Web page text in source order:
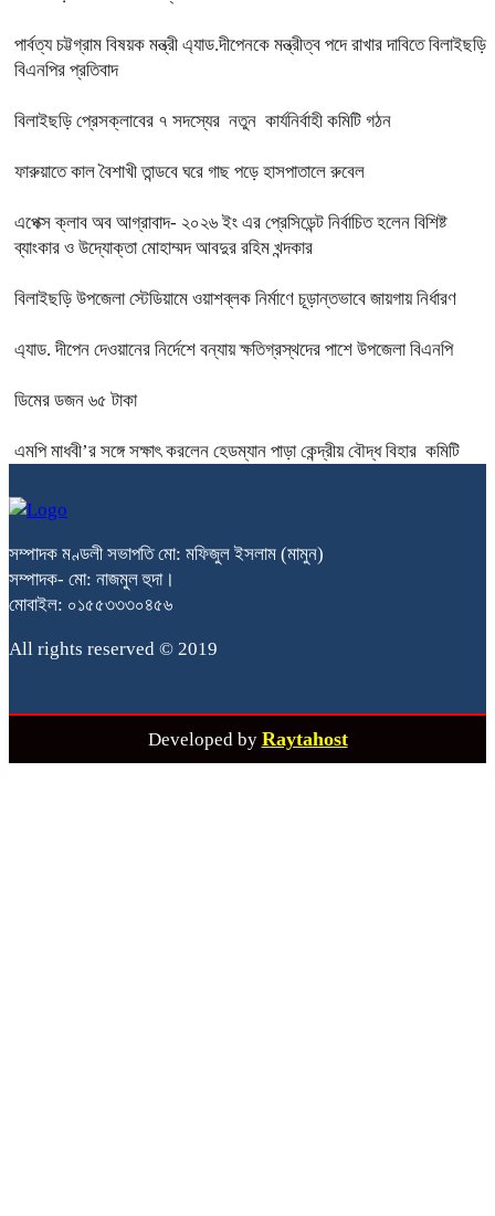
পার্বত্য চট্টগ্রাম বিষয়ক মন্ত্রী এ্যাড.দীপেনকে মন্ত্রীত্ব পদে রাখার দাবিতে বিলাইছড়ি
বিএনপির প্রতিবাদ
বিলাইছড়ি প্রেসক্লাবের ৭ সদস্যের নতুন কার্যনির্বাহী কমিটি গঠন
ফারুয়াতে কাল বৈশাখী তান্ডবে ঘরে গাছ পড়ে হাসপাতালে রুবেল
এপেক্স ক্লাব অব আগ্রাবাদ- ২০২৬ ইং এর প্রেসিডেন্ট নির্বাচিত হলেন বিশিষ্ট
ব্যাংকার ও উদ্যোক্তা মোহাম্মদ আবদুর রহিম খন্দকার
বিলাইছড়ি উপজেলা স্টেডিয়ামে ওয়াশব্লক নির্মাণে চূড়ান্তভাবে জায়গায় নির্ধারণ
এ্যাড. দীপেন দেওয়ানের নির্দেশে বন্যায় ক্ষতিগ্রস্থদের পাশে উপজেলা বিএনপি
ডিমের ডজন ৬৫ টাকা
এমপি মাধবী’র সঙ্গে সক্ষাৎ করলেন হেডম্যান পাড়া কেন্দ্রীয় বৌদ্ধ বিহার কমিটি
সম্পাদক মণ্ডলী সভাপতি মো: মফিজুল ইসলাম (মামুন)
সম্পাদক- মো: নাজমুল হুদা।
মোবাইল: ০১৫৫৩৩৩০৪৫৬
All rights reserved © 2019
Developed by Raytahost